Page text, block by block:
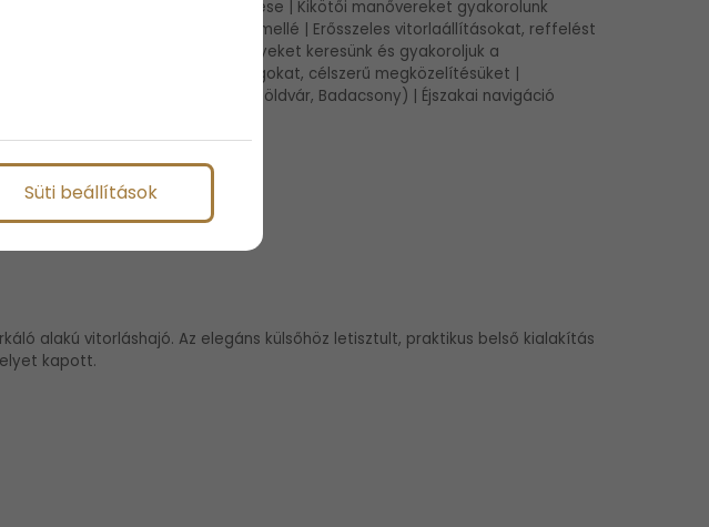
részletekbe menő átismétlése | Kikötői manővereket gyakorolunk
farral kikötő boxba és partfal mellé | Erősszeles vitorlaállításokat, reffelést
anélkül | Ideális horgonyzóhelyeket keresünk és gyakoroljuk a
a kikötői sajátosságokat, célszerű megközelítésüket |
(Siófok, Balatonföldvár, Badacsony) | Éjszakai navigáció
alakú vitorláshajó. Az elegáns külsőhöz letisztult, praktikus belső kialakítás
kapott.
Süti beállítások